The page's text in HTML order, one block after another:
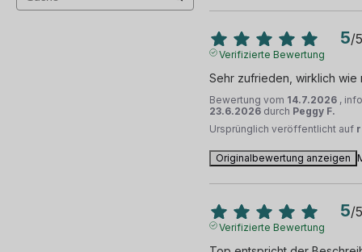
5/5
Verifizierte Bewertung
Sehr zufrieden, wirklich wie
Bewertung vom 14.7.2026 ,
23.6.2026 durch Peggy F.
Ursprünglich veröffentlicht auf
Originalbewertung anzeigen
5/5
Verifizierte Bewertung